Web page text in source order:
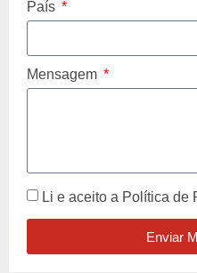
País
Mensagem
Li e aceito a Política de
Enviar